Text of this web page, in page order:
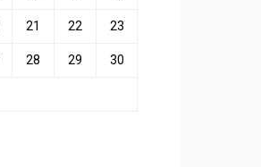
21 22 23
28 29 30